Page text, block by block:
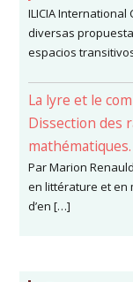
ILICIA
diversas
espacios
La lyre et le
Dissection des
mathématiques.
Par Marion
en littérature et en
d’en […]